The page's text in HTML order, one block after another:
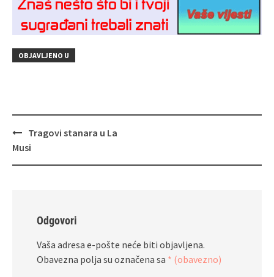
OBJAVLJENO U
Navigacija
objava
Tragovi stanara u La
Musi
Odgovori
Vaša adresa e-pošte neće biti objavljena.
Obavezna polja su označena sa * (obavezno)